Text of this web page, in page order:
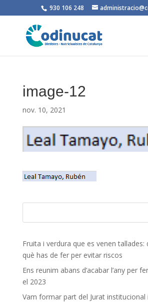
930 106 248
image-12
nov. 10, 2021
Fruita i verdura que es venen tallades:
què has de fer per evitar riscos
Ens reunim abans d’acabar l’any per
el 2023
Vam formar part del Jurat institucional